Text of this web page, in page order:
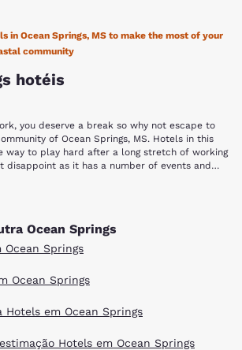
in Ocean Springs, MS to make the most of your
community
hotéis
you deserve a break so why not escape to
of Ocean Springs, MS. Hotels in this
way to play hard after a long stretch of working
as it has a number of events and
whatever else you can think of to truly relax. If
that brings people from all over the nation to
Anderson Arts and Crafts Festival.
Anderson and celebrate the city’s rich arts
Vietnam Veterans Memorial is another way
to those who served in the Vietnam War.
beautiful oak lined streets, period homes and
be complete if your walking tour didn’t
Ocean Springs
Ocean Springs
Ocean Springs
Hotels em Ocean Springs
Hotels em Ocean Springs